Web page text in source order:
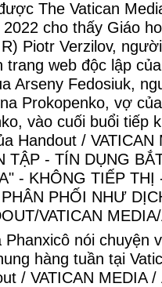
nói chuyện
hàng tuần tại
/ VATICAN MEDIA /